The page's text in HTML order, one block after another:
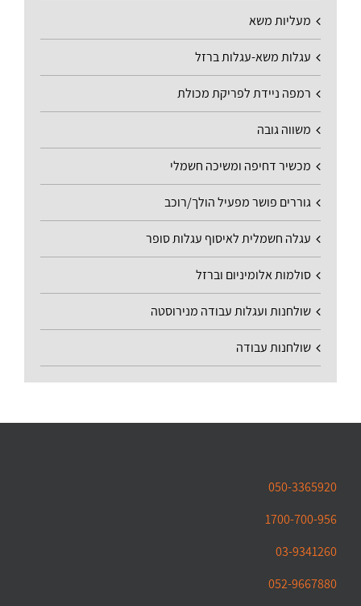
מעליות משא
עגלות משא-עגלות ברזל
רמפה ניידת לפריקת מכולת
משווה גובה
מכשיר דחיפה ומשיכה חשמלי
גוררים פושר מפעיל הולך/רוכב
עגלה חשמלית לאיסוף עגלות סופר
סולמות אלומיניום וברזל
שולחנות ועגלות עבודה מנירוסטה
שולחנות עבודה
050-3365920
1700-700-956
03-9341260
052-9667880